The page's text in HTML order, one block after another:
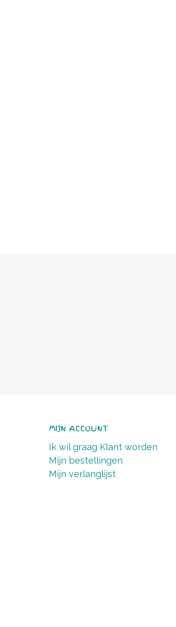
MIJN ACCOUNT
Ik wil graag Klant worden
Mijn bestellingen
Mijn verlanglijst